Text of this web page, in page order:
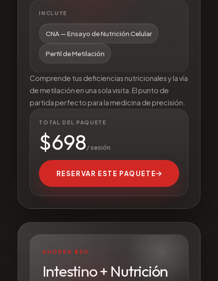
INCLUYE
CNA — Ensayo de Nutrición Celular
Perfil de Metilación
Comprende tus deficiencias nutricionales y la vía
de metilación en una sola visita. El punto de
partida perfecto para la medicina de precisión.
TOTAL DEL PAQUETE
$698/ sesión
RESERVAR ESTE PAQUETE
AHORRA $50
Intestino + Nutrición